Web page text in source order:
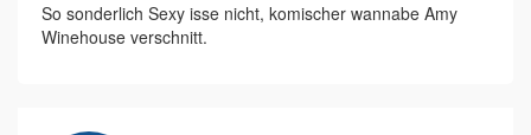
So sonderlich Sexy isse nicht, komischer wannabe Amy
Winehouse verschnitt.